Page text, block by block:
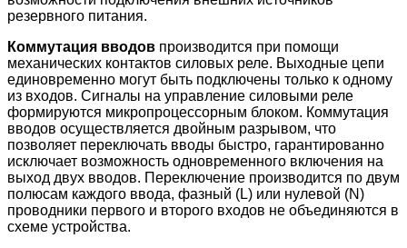
резервного питания.
Коммутация вводов производится при помощи
механических контактов силовых реле. Выходные цепи
единовременно могут быть подключены только к одному
из входов. Сигналы на управление силовыми реле
формируются микропроцессорным блоком. Коммутация
вводов осуществляется двойным разрывом, что
позволяет переключать вводы быстро, гарантированно
исключает возможность одновременного включения на
выход двух вводов. Переключение производится по двум
полюсам каждого ввода, фазный (L) или нулевой (N)
проводники первого и второго входов не объединяются в
схеме устройства.